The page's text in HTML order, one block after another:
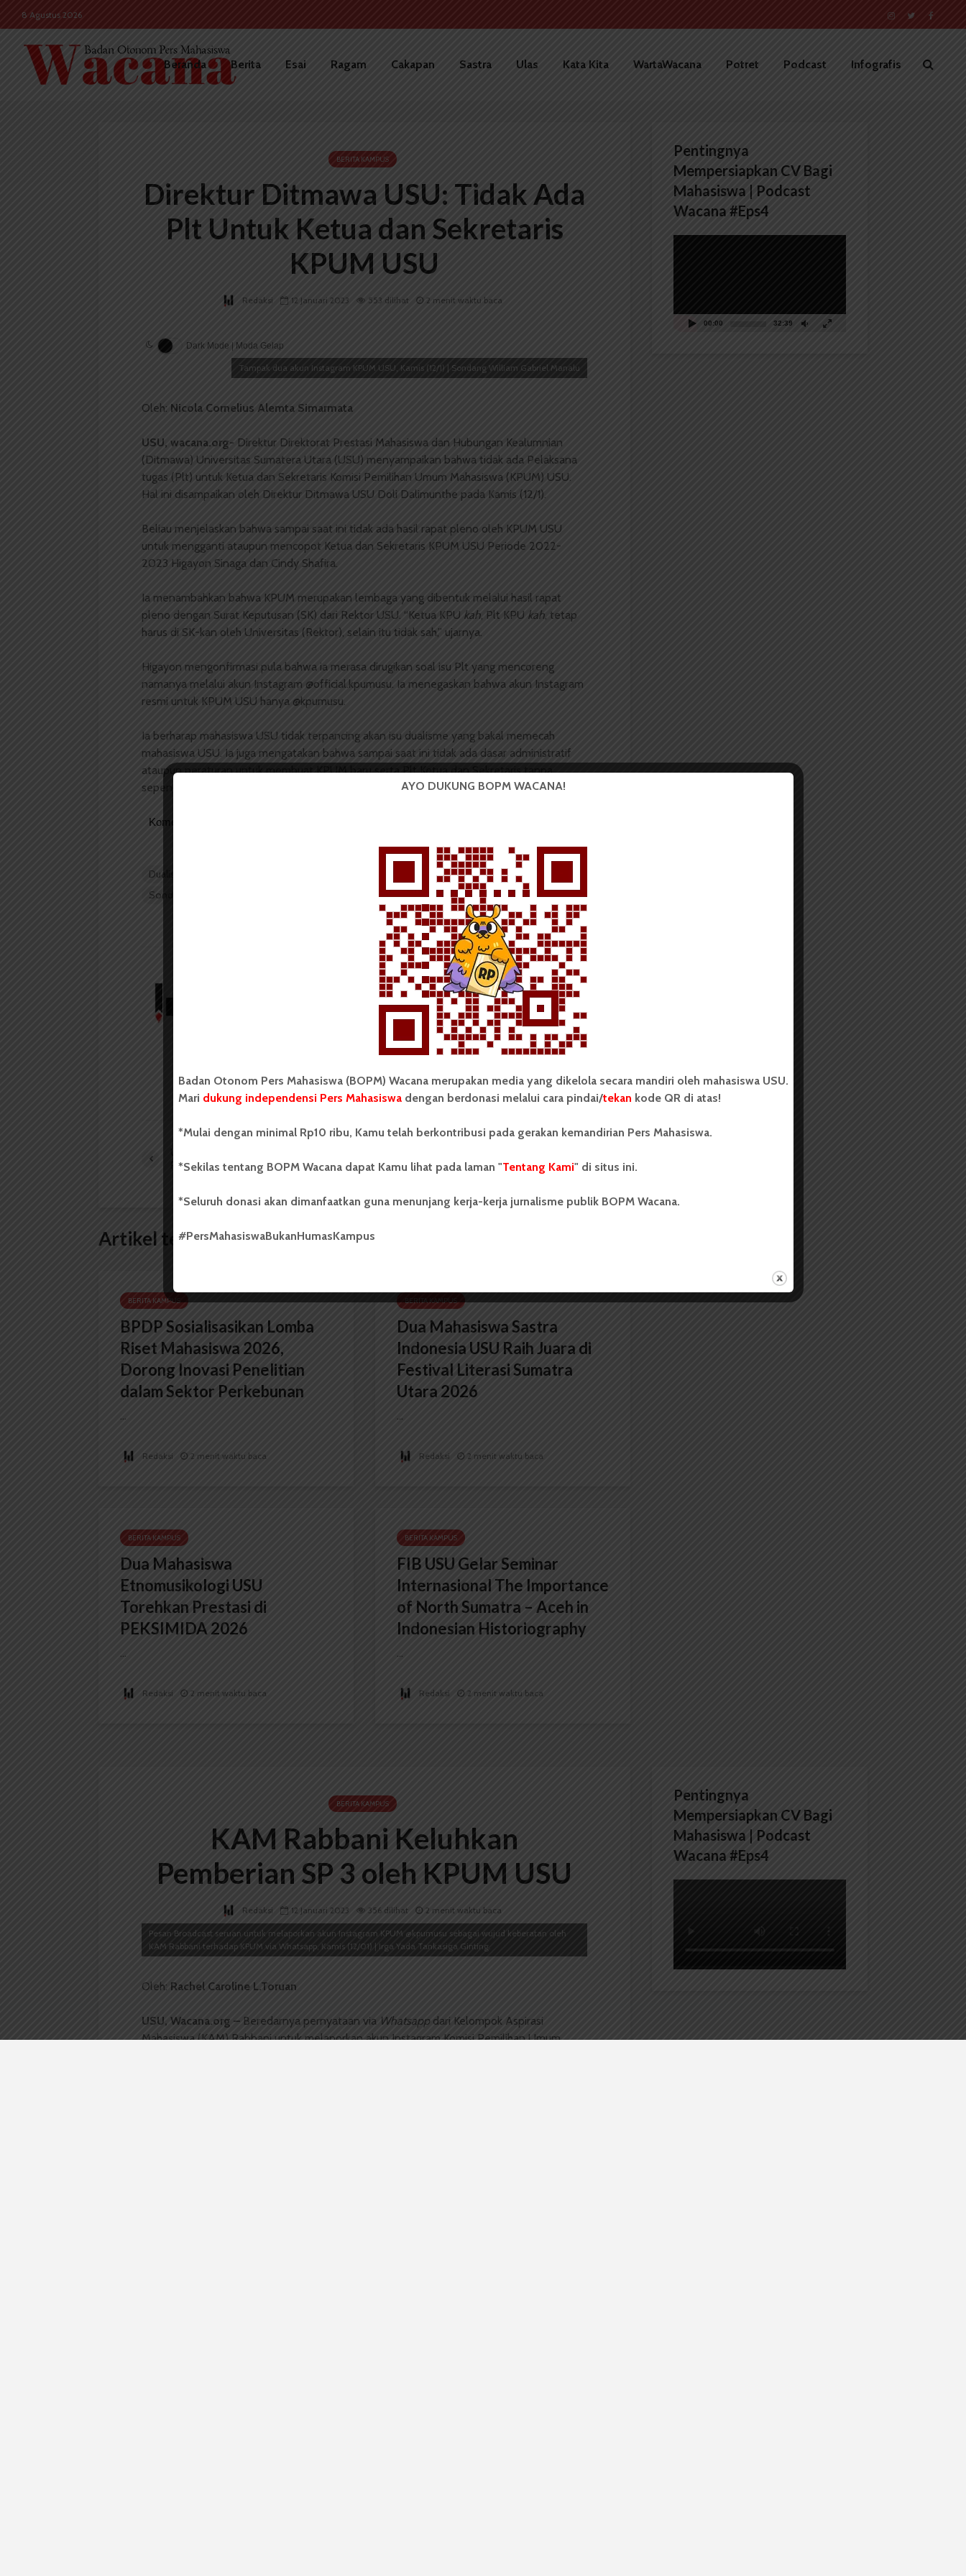
8 Agustus 2026
Beranda Berita Esai Ragam Cakapan Sastra Ulas Kata Kita WartaWacana Potret Podcast Infografis
BERITA KAMPUS
Direktur Ditmawa USU: Tidak Ada
Plt Untuk Ketua dan Sekretaris
KPUM USU
Redaksi 12 Januari 2023 553 dilihat 2 menit waktu baca
Dark Mode | Moda Gelap
Tampak dua akun Instagram KPUM USU, Kamis (12/1) | Sondang William Gabriel Manalu
Oleh: Nicola Cornelius Alemta Simarmata
USU, wacana.org- Direktur Direktorat Prestasi Mahasiswa dan Hubungan Kealumnian
(Ditmawa) Universitas Sumatera Utara (USU) menyampaikan bahwa tidak ada Pelaksana
tugas (Plt) untuk Ketua dan Sekretaris Komisi Pemilihan Umum Mahasiswa (KPUM) USU.
Hal ini disampaikan oleh Direktur Ditmawa USU Doli Dalimunthe pada Kamis (12/1).
Beliau menjelaskan bahwa sampai saat ini tidak ada hasil rapat pleno oleh KPUM USU
untuk mengganti ataupun mencopot Ketua dan Sekretaris KPUM USU Periode 2022-
2023 Higayon Sinaga dan Cindy Shafira.
Ia menambahkan bahwa KPUM merupakan lembaga yang dibentuk melalui hasil rapat
pleno dengan Surat Keputusan (SK) dari Rektor USU. “Ketua KPU kah, Plt KPU kah, tetap
harus di SK-kan oleh Universitas (Rektor), selain itu tidak sah,” ujarnya.
Higayon mengonfirmasi pula bahwa ia merasa dirugikan soal isu Plt yang mencoreng
namanya melalui akun Instagram @official.kpumusu. Ia menegaskan bahwa akun Instagram
resmi untuk KPUM USU hanya @kpumusu.
Ia berharap mahasiswa USU tidak terpancing akan isu dualisme yang bakal memecah
mahasiswa USU. Ia juga mengatakan bahwa sampai saat ini tidak ada dasar administratif
ataupun peraturan untuk membuat KPUM baru serta Plt Ketua dan Sekretaris tanpa
sepengetahuan dirinya. “Tidak ada surat mandat untuk Plt,” tegasnya.
Komentar Facebook Anda
Dualisme
Sondang William Gabriel Manalu
Badan Otonom Pers Mahasiswa (BOPM) Wacana merupakan pers
mahasiswa yang berdiri di luar kampus dan dikelola secara mandiri oleh
mahasiswa Universitas Sumatera Utara (USU).
LIHAT SEMUA ARTIKEL
PMM 2022
SP 3 oleh KPUM USU
Artikel terkait lain
BERITA KAMPUS
BPDP Sosialisasikan Lomba
Riset Mahasiswa 2026,
Dorong Inovasi Penelitian
dalam Sektor Perkebunan
...
Redaksi 2 menit waktu baca
BERITA KAMPUS
Dua Mahasiswa Sastra
Indonesia USU Raih Juara di
Festival Literasi Sumatra
Utara 2026
...
Redaksi 2 menit waktu baca
BERITA KAMPUS
Dua Mahasiswa
Etnomusikologi USU
Torehkan Prestasi di
PEKSIMIDA 2026
...
Redaksi 2 menit waktu baca
BERITA KAMPUS
FIB USU Gelar Seminar
Internasional The Importance
of North Sumatra – Aceh in
Indonesian Historiography
...
Redaksi 2 menit waktu baca
Pentingnya
Mempersiapkan CV Bagi
Mahasiswa | Podcast
Wacana #Eps4
00:00 32:39
BERITA KAMPUS
KAM Rabbani Keluhkan
Pemberian SP 3 oleh KPUM USU
Redaksi 12 Januari 2023 356 dilihat 2 menit waktu baca
Pesan Broadcast seruan untuk melaporkan akun Instagram KPUM @kpumusu sebagai wujud keberatan oleh
KAM Rabbani terhadap KPUM via Whatsapp, Kamis (12/01) | Irga Yada Tankasiga Ginting.
Oleh: Rachel Caroline L.Toruan
USU, Wacana.org – Beredarnya pernyataan via Whatsapp dari Kelompok Aspirasi
Mahasiswa (KAM) Rabbani untuk melaporkan akun Instagram Komisi Pemilihan Umum
Pentingnya
Mempersiapkan CV Bagi
Mahasiswa | Podcast
Wacana #Eps4
AYO DUKUNG BOPM WACANA!
Badan Otonom Pers Mahasiswa (BOPM) Wacana merupakan media yang dikelola secara mandiri oleh mahasiswa USU.
Mari dukung independensi Pers Mahasiswadengan berdonasi melalui cara pindai/tekan kode QR di atas!
*Mulai dengan minimal Rp10 ribu, Kamu telah berkontribusi pada gerakan kemandirian Pers Mahasiswa.
*Sekilas tentang BOPM Wacana dapat Kamu lihat pada laman "Tentang Kami" di situs ini.
*Seluruh donasi akan dimanfaatkan guna menunjang kerja-kerja jurnalisme publik BOPM Wacana.
#PersMahasiswaBukanHumasKampus